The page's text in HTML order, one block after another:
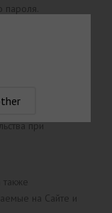
пароля.
третьих
при
также
на Сайте и